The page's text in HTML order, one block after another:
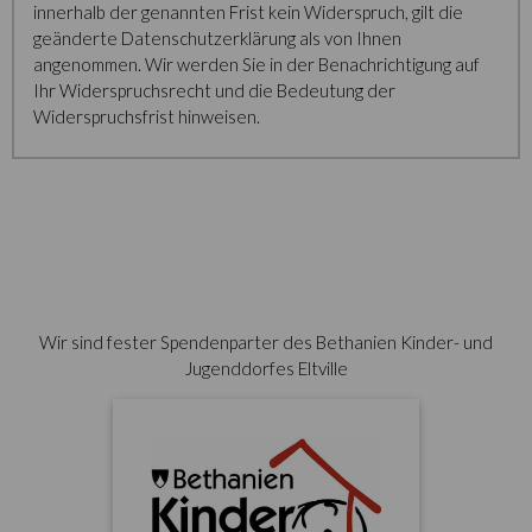
innerhalb der genannten Frist kein Widerspruch, gilt die
geänderte Datenschutzerklärung als von Ihnen
angenommen. Wir werden Sie in der Benachrichtigung auf
Ihr Widerspruchsrecht und die Bedeutung der
Widerspruchsfrist hinweisen.
Wir sind fester Spendenparter des Bethanien Kinder- und
Jugenddorfes Eltville